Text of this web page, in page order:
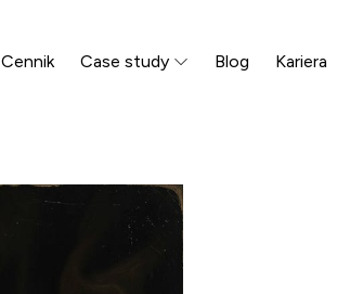
Cennik Case study Blog Kariera